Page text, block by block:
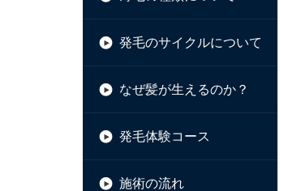
発毛のサイクルについて
なぜ髪が生えるのか？
発毛体験コース
施術の流れ